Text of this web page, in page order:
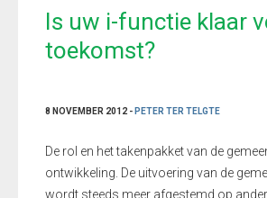
Is uw i-functie klaar
toekomst?
8 NOVEMBER 2012 - PETER TER TELGTE
De rol en het takenpakket van de
ontwikkeling. De uitvoering van de
wordt steeds meer afgestemd op